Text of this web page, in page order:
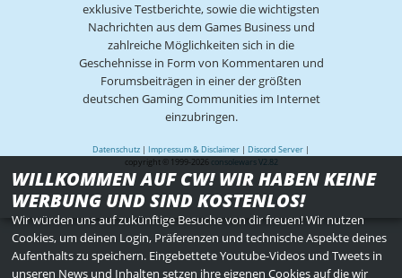
exklusive Testberichte, sowie die wichtigsten
Nachrichten aus dem Games Business und
zahlreiche Möglichkeiten sich in die
Geschehnisse in Form von Kommentaren und
Forumsbeiträgen in einer der größten
deutschen Gaming Communities im Internet
einzubringen.
Datenschutz | Impressum & Disclaimer | Discord Server |
copyright © 1999-2026 consolewars V2.82
WILLKOMMEN AUF CW! WIR HABEN KEINE
WERBUNG UND SIND KOSTENLOS!
Wir würden uns auf zukünftige Besuche von dir freuen! Wir nutzen
Cookies, um deinen Login, Präferenzen und technische Aspekte deines
Aufenthalts zu speichern. Eingebettete Youtube-Videos und Tweets in
unseren News und Inhalten setzen ihre eigenen Cookies auf die wir